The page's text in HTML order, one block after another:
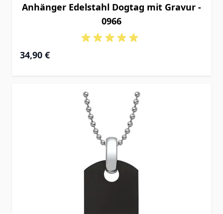
Anhänger Edelstahl Dogtag mit Gravur -
0966
34,90 €